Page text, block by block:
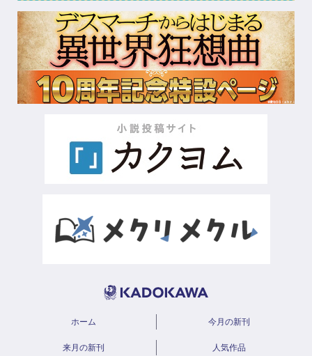
ホーム 今月の新刊
来月の新刊 人気作品